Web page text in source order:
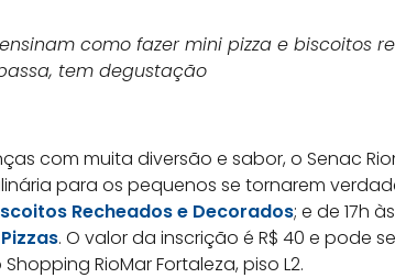
como fazer mini pizza e biscoitos
tem degustação
com muita diversão e sabor, o Senac
para os pequenos se tornarem
Recheados e Decorados; e de 17h
. O valor da inscrição é R$ 40 e pode
RioMar Fortaleza, piso L2.